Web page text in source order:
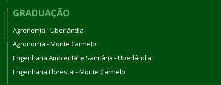
GRADUAÇÃO
Agronomia - Uberlândia
Agronomia - Monte Carmelo
Engenharia Ambiental e Sanitária - Uberlândia
Engenharia Florestal - Monte Carmelo